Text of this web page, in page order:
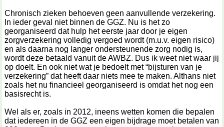
Chronisch zieken behoeven geen aanvullende verzekering.
In ieder geval niet binnen de GGZ. Nu is het zo
georganiseerd dat hulp het eerste jaar door je eigen
zorgverzekering volledig vergoed wordt (m.u.v. eigen risico)
en als daarna nog langer ondersteunende zorg nodig is,
wordt deze betaald vanuit de AWBZ. Dus ik weet niet waar jij
op doelt. En ook niet wat je bedoelt met “bijsturen van je
verzekering” dat heeft daar niets mee te maken. Althans niet
zoals het nu financieel georganiseerd is omdat het nog een
basisrecht is.
Wel als er, zoals in 2012, ineens wetten komen die bepalen
dat iedereen in de GGZ een eigen bijdrage moet betalen van